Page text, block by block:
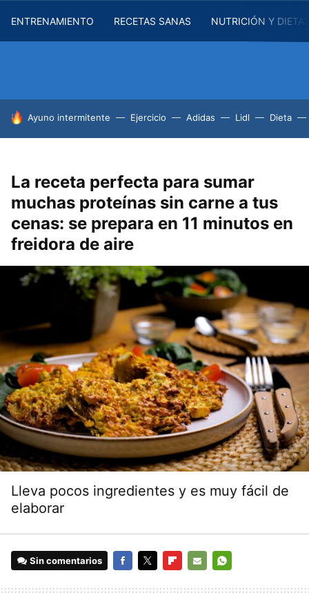
ENTRENAMIENTO RECETAS SANAS NUTRICIÓN Y
HOY SE HABLA DE
Ayuno intermitente Ejercicio Adidas Lidl Dieta
La receta perfecta para sumar
muchas proteínas sin carne a tus
cenas: se prepara en 11 minutos en
freidora de aire
Lleva pocos ingredientes y es muy fácil de
elaborar
Sin comentarios